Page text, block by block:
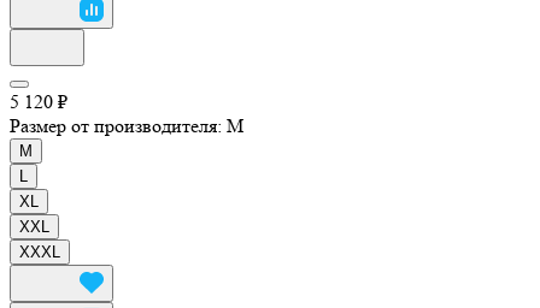
5 120 ₽
Размер от производителя: M
M
XL
XXL
XXXL